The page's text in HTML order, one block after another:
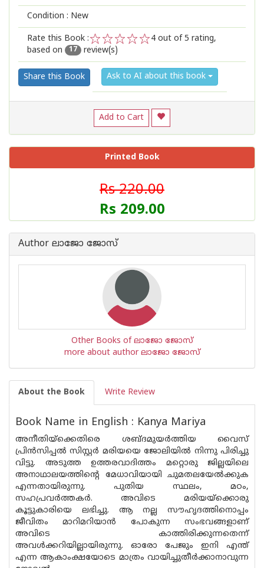
Condition : New
Rate this Book :
3
2
1
4 out of 5 rating,
based on
17 review(s)
Share this Book Ask to AI about this book
Add to Cart
Printed Book
Rs 220.00
Rs 209.00
Author ലാജോ ജോസ്
Other Books of ലാജോ ജോസ്
more about author ലാജോ ജോസ്
About the Book Write Review
Book Name in English : Kanya Mariya
അനീതിയ്‌ക്കെതിരെ ശബ്ദമുയര്‍ത്തിയ വൈസ്
പ്രിന്‍സിപ്പല്‍ സിസ്റ്റര്‍ മരിയയെ ജോലിയില്‍ നിന്നു പിരിച്ചു
വിട്ടു. അടുത്ത ഉത്തരവാദിത്തം മറ്റൊരു ജില്ലയിലെ
അനാഥാലയത്തിന്റെ മേധാവിയായി ചുമതലയേല്‍ക്കുക
എന്നതായിരുന്നു. പുതിയ സ്ഥലം, മഠം,
സഹപ്രവര്‍ത്തകര്‍. അവിടെ മരിയയ്‌ക്കൊരു
കൂട്ടുകാരിയെ ലഭിച്ചു. ആ നല്ല സൗഹൃദത്തിനൊപ്പം
ജീവിതം മാറിമറിയാന്‍ പോകുന്ന സംഭവങ്ങളാണ്
അവിടെ കാത്തിരിക്കുന്നതെന്ന്
അവള്‍ക്കറിയില്ലായിരുന്നു. ഓരോ പേജും ഇനി എന്ത്
എന്ന ആകാംക്ഷയോടെ മാത്രം വായിച്ചുതീര്‍ക്കാനാവുന്ന